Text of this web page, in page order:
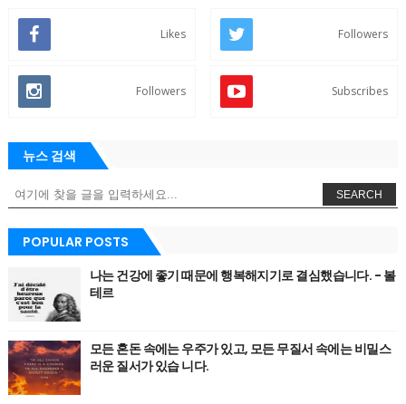
Likes Followers
Followers Subscribes
뉴스 검색
SEARCH
POPULAR POSTS
나는 건강에 좋기 때문에 행복해지기로 결심했습니다. - 볼
테르
모든 혼돈 속에는 우주가 있고, 모든 무질서 속에는 비밀스
러운 질서가 있습 니다.